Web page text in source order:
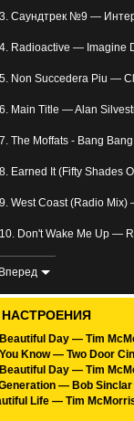
злость
3. Саундтрек №9 —
4. Radioactive — Imagine
5. Non Succedera Piu —
6. Main Title — Alan
7. The Moffats - Bang
8. Earned It (Fifty Shades
9. West Coast (Radio
10. Don't Wake Me Up —
11. Teach Me How To
Shape Of my Heart —
14. The Morning — The
Somebody That I Used
Вперед
НАСТРОЕНИЯ
Day — Tim
Know — Two Door
Day — Tim
— Bob Sinclar
Life — Tim